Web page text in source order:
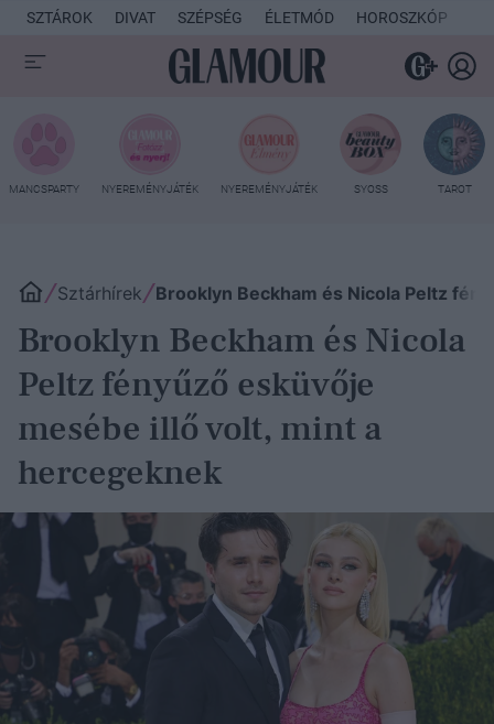
SZTÁROK DIVAT SZÉPSÉG ÉLETMÓD HOROSZKÓP
MANCSPARTY NYEREMÉNYJÁTÉK NYEREMÉNYJÁTÉK SYOSS TAROT
Sztárhírek Brooklyn Beckham és Nicola Peltz
Brooklyn Beckham és Nicola
Peltz fényűző esküvője
mesébe illő volt, mint a
hercegeknek